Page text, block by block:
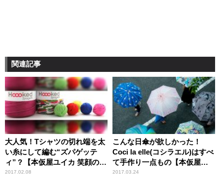
関連記事
大人気！Tシャツの切れ端を太
い糸にして編む“ズパゲッテ
ィ”？【本仮屋ユイカ 笑顔のコ
コロエ】
2017.02.08
こんな日傘が欲しかった！
Coci la elle(コシラエル)はすべ
て手作り一点もの【本仮屋ユ
イカ 笑顔のココロエ】
2017.03.24